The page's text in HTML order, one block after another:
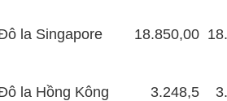
la Singapore 18.850,00
la Hồng Kông 3.248,5